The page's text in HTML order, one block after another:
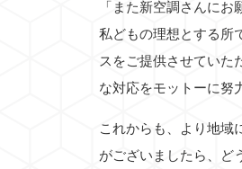
「また新空調さんに
私どもの理想とする所
スをご提供させていた
な対応をモットーに努
これからも、より地域
がございましたら、ど